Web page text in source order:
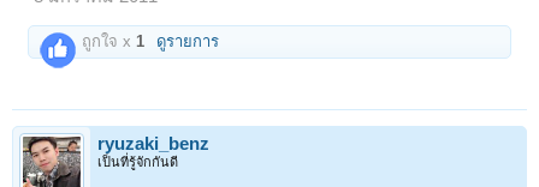
ถูกใจ x 1 ดูรายการ
ryuzaki_benz
เป็นที่รู้จักกันดี